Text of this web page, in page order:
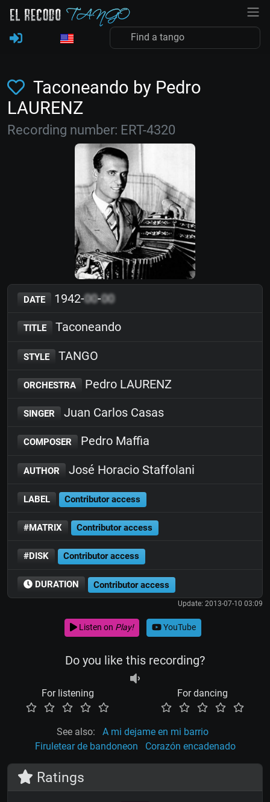
Taconeando by Pedro
LAURENZ
Recording number: ERT-4320
DATE 1942-00-00
TITLE Taconeando
STYLE TANGO
ORCHESTRA Pedro LAURENZ
SINGER Juan Carlos Casas
COMPOSER Pedro Maffia
AUTHOR José Horacio Staffolani
LABEL Contributor access
#MATRIX Contributor access
#DISK Contributor access
DURATION Contributor access
Update: 2013-07-10 03:09
Listen on Play! YouTube
Do you like this recording?
For listening For dancing
See also:
A mi dejame en mi barrio
Firuletear de bandoneon
Corazón encadenado
Ratings